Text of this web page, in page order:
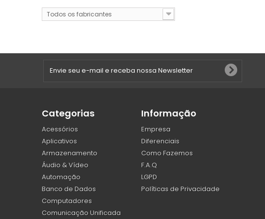
Todos os fabricantes
Categorias
Acessórios
Aplicativos
Armazenamento
Áudio & Vídeo
Automação
Banco de Dados
Computadores
Comunicação Unificada
Informação
Empresa
Diferenciais
Como Fazemos
F.A.Q
LGPD
Políticas de Privacidade